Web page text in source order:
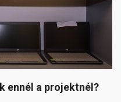
ennél a projektnél?